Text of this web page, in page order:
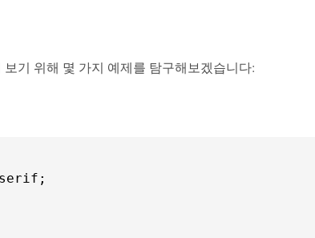
기 위해 몇 가지 예제를 탐구해보겠습니다: